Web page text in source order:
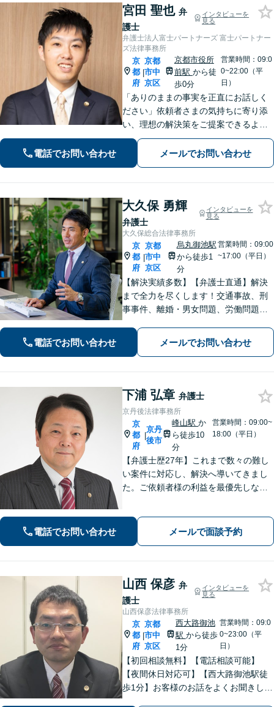
宮田 聖也 弁
護士
インタビューを
見る
弁護士法人富士パートナーズ 富士パートナー
ズ法律事務所
京
都
府
|
京都
市中
京区
京都市役所
前駅 から徒
歩0分
営業時間：09:0
0~22:00（平
日）
「ありのままの事実を正直にお話しく
ださい」依頼者さまの気持ちに寄り添
い、理想の解決策をご提案できるよう
尽力します【交通事故事件の実績豊
富】【賠償金が2倍に増額した事例あ
り】依頼者さまに代わってさまざまな
電話でお問い合わせ メールでお問い合わせ
大久保 勇輝
弁護士
インタビューを
見る
大久保総合法律事務所
京
都
府
|
京都
市中
京区
烏丸御池駅
から徒歩1
分
営業時間：09:00
~17:00（平日）
【解決実績多数】【弁護士直通】解決
まで全力を尽くします！交通事故、刑
事事件、離婚・男女問題、労働問題、
てはお任せください。【子連れ対応
可】【土日夜間対応】
電話でお問い合わせ メールでお問い合わせ
下浦 弘章 弁護士
京丹後法律事務所
京
都
府
|
京丹
後市
峰山駅か
ら徒歩10
分
営業時間：09:00~
18:00（平日）
【弁護士歴27年】これまで数々の難し
い案件に対応し、解決へ導いてきまし
た。ご依頼者様の利益を最優先しなが
に取り組みます。【峰山駅から徒歩圏
内】【兵庫県北部エリアも対応】
電話でお問い合わせ メールで面談予約
山西 保彦 弁
護士
インタビューを
見る
山西保彦法律事務所
京
都
府
|
京都
市中
京区
西大路御池
駅 から徒歩
1分
営業時間：09:0
0~23:00（平
日）
【初回相談無料】【電話相談可能】
【夜間休日対応可】【西大路御池駅徒
歩1分】お客様のお話をよくお聞きし